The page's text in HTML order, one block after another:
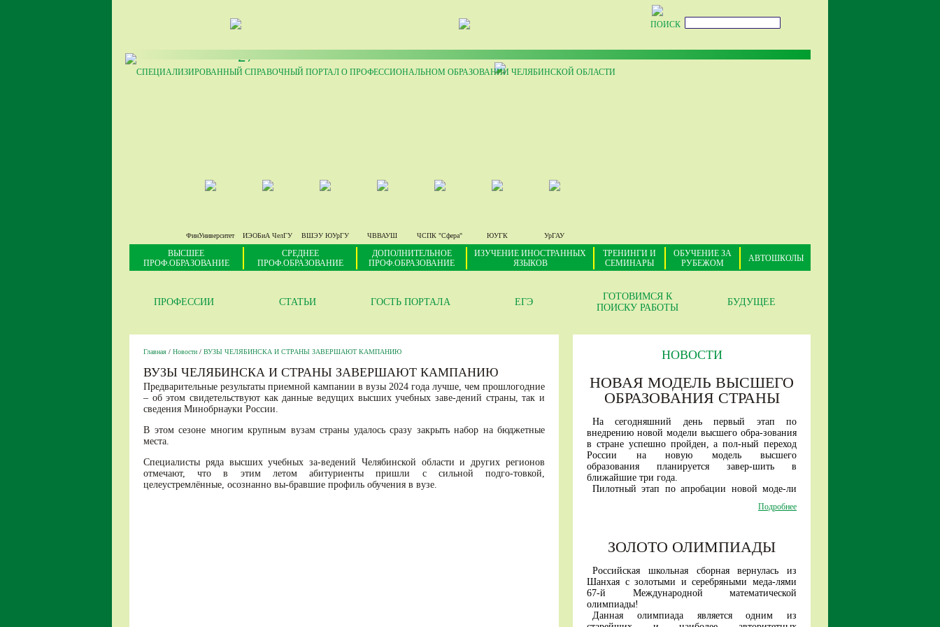
27
ПОИСК
СПЕЦИАЛИЗИРОВАННЫЙ СПРАВОЧНЫЙ ПОРТАЛ О ПРОФЕССИОНАЛЬНОМ ОБРАЗОВАНИИ ЧЕЛЯБИНСКОЙ ОБЛАСТИ
ФинУниверситет ИЭОБиА ЧелГУ ВШЭУ ЮУрГУ ЧВВАУШ ЧСПК "Сфера" ЮУГК УрГАУ
ВЫСШЕЕ
ПРОФ.ОБРАЗОВАНИЕ
СРЕДНЕЕ
ПРОФ.ОБРАЗОВАНИЕ
ДОПОЛНИТЕЛЬНОЕ
ПРОФ.ОБРАЗОВАНИЕ
ИЗУЧЕНИЕ ИНОСТРАННЫХ
ЯЗЫКОВ
ТРЕНИНГИ И
СЕМИНАРЫ
ОБУЧЕНИЕ ЗА
РУБЕЖОМ
АВТОШКОЛЫ
ПРОФЕССИИ СТАТЬИ ГОСТЬ ПОРТАЛА ЕГЭ
ГОТОВИМСЯ К
ПОИСКУ РАБОТЫ
БУДУЩЕЕ
Главная / Новости / ВУЗЫ ЧЕЛЯБИНСКА И СТРАНЫ ЗАВЕРШАЮТ КАМПАНИЮ
ВУЗЫ ЧЕЛЯБИНСКА И СТРАНЫ ЗАВЕРШАЮТ КАМПАНИЮ
Предварительные результаты приемной кампании в вузы 2024 года лучше, чем прошлогодние
– об этом свидетельствуют как данные ведущих высших учебных заве-дений страны, так и
сведения Минобрнауки России.
В этом сезоне многим крупным вузам страны удалось сразу закрыть набор на бюджетные
места.
Специалисты ряда высших учебных за-ведений Челябинской области и других регионов
отмечают, что в этим летом абитуриенты пришли с сильной подго-товкой,
целеустремлённые, осознанно вы-бравшие профиль обучения в вузе.
НОВОСТИ
НОВАЯ МОДЕЛЬ ВЫСШЕГО
ОБРАЗОВАНИЯ СТРАНЫ
На сегодняшний день первый этап по
внедрению новой модели высшего обра-зования
в стране успешно пройден, а пол-ный переход
России на новую модель высшего
образования планируется завер-шить в
ближайшие три года.
Пилотный этап по апробации новой моде-ли
Первыми в проект вошли шесть ведущих
им. Канта, МПГУ.
С января текущего года в эксперименте
участвуют уже 17 вузов.
А первые шесть вузов проекта в этому году
будут принимать студентов уже только на новые
образовательные про-граммы.
В основе новой модели высшего образо-вания
России обучение студента в один этап (быть
Подробнее
ЗОЛОТО ОЛИМПИАДЫ
Российская школьная сборная вернулась из
Шанхая с золотыми и серебряными меда-лями
67-й Международной математической
олимпиады!
Данная олимпиада является одним из